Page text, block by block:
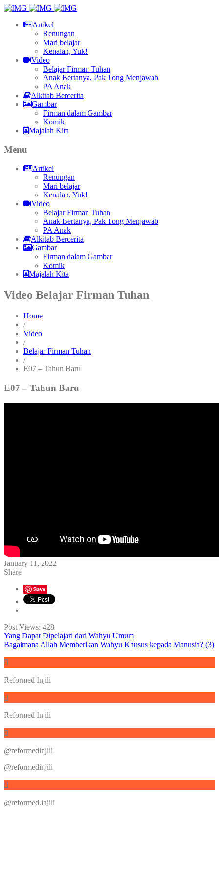
Artikel
Renungan
Mari belajar
Kenalan, Yuk!
Video
Belajar Firman Tuhan
Anak Bertanya, Pak Tong Menjawab
PA Anak
Alkitab Bercerita
Gambar
Firman dalam Gambar
Komik
Majalah Kita
Menu
Artikel
Renungan
Mari belajar
Kenalan, Yuk!
Video
Belajar Firman Tuhan
Anak Bertanya, Pak Tong Menjawab
PA Anak
Alkitab Bercerita
Gambar
Firman dalam Gambar
Komik
Majalah Kita
Video Belajar Firman Tuhan
Home
/
Video
/
Belajar Firman Tuhan
/
E07 – Tahun Baru
E07 – Tahun Baru
January 11, 2022
Share
Save
Post Views: 428
Yang Dapat Dipelajari dari Wahyu Umum
Bagaimana Allah Memberikan Wahyu Khusus kepada Manusia? (3)
Reformed Injili
Reformed Injili
@reformedinjili
@reformedinjili
@reformed.injili